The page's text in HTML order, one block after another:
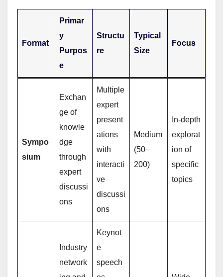
Format
Primar
y
Purpos
e
Structu
re
Typical
Size
Focus
Sympo
sium
Exchan
ge of
knowle
dge
through
expert
discussi
ons
Multiple
expert
present
ations
with
interacti
ve
discussi
ons
Medium
(50–
200)
In-depth
explorat
ion of
specific
topics
Industry
network
Keynot
e
speech